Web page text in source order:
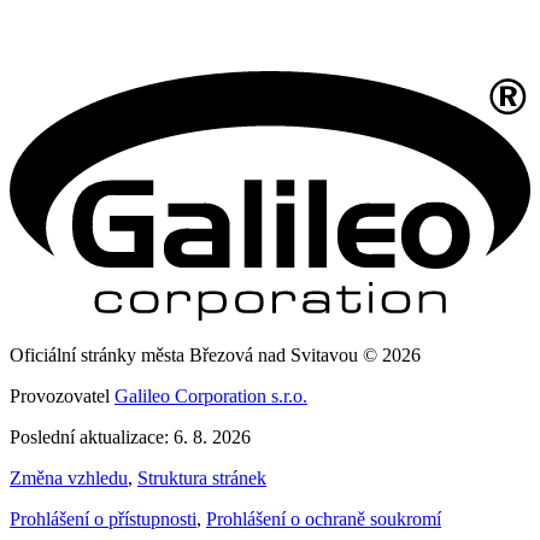
Oficiální stránky města Březová nad Svitavou © 2026
Provozovatel Galileo Corporation s.r.o.
Poslední aktualizace: 6. 8. 2026
Změna vzhledu, Struktura stránek
Prohlášení o přístupnosti, Prohlášení o ochraně soukromí